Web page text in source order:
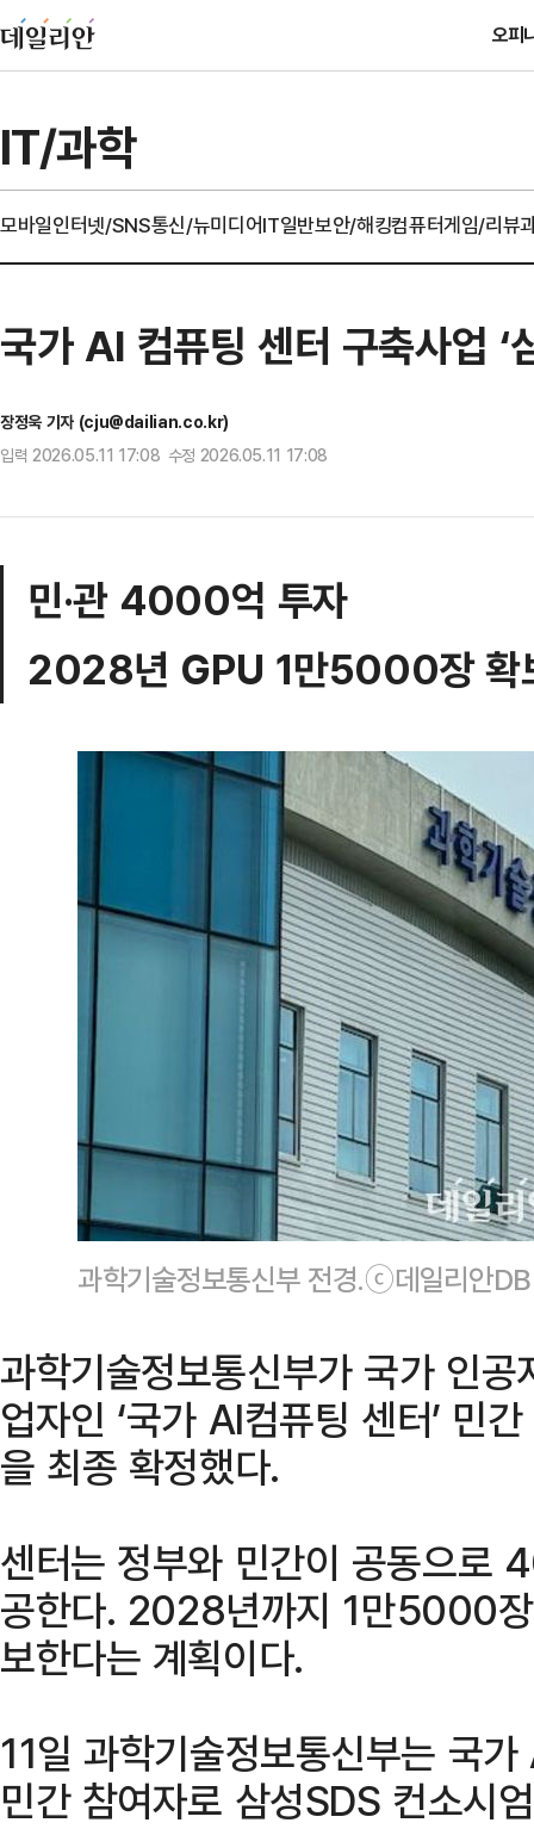
오피
IT/과학
모바일인터넷/SNS통신/뉴미디어IT일반보안/해킹컴퓨터게임/리뷰
국가 AI 컴퓨팅 센터 구축사업 ‘
장정욱 기자 (cju@dailian.co.kr)
입력 2026.05.11 17:08 수정 2026.05.11 17:08
민·관 4000억 투자
2028년 GPU 1만5000장 확
과학기술정보통신부 전경.ⓒ데일리안DB
과학기술정보통신부가 국가 인
업자인 ‘국가 AI컴퓨팅 센터’ 민
을 최종 확정했다.
센터는 정부와 민간이 공동으로
공한다. 2028년까지 1만5000
보한다는 계획이다.
11일 과학기술정보통신부는 국
민간 참여자로 삼성SDS 컨소시